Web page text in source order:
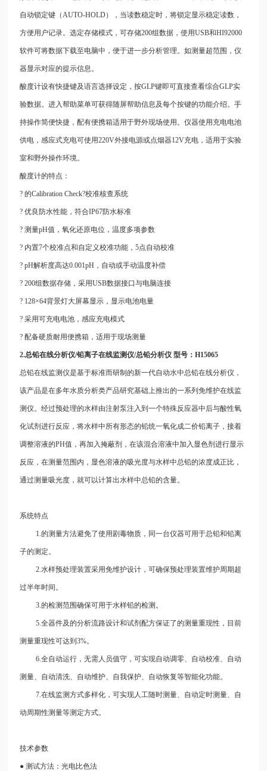
自动锁定键（AUTO-HOLD），当读数稳定时，将锁定显示稳定读数，
方便用户记录。选定存储模式，可存储200组数据，使用USB和HI92000
软件可将数据下载至电脑中，便于进一步分析管理。如测量超范围，仪
器显示对应的提示信息。
酸度计设有快捷键及语言选择设定，按GLP键即可直接查看综合GLP实
验数据。进入帮助菜单可获得随屏帮助信息及每个按键的功能介绍。手
持操作简便快捷，配有便携箱适用于野外现场使用。仪器使用充电电池
供电，感应式充电可使用220V外接电源或点烟器12V充电，适用于实验
室和野外操作环境。
酸度计的特点：
? 的Calibration Check?校准核查系统
? 优良防水性能，符合IP67防水标准
? 测量pH值，氧化还原电位，温度多项参数
? 内置7个校准点和自定义校准功能，5点自动校准
? pH解析度高达0.001pH，自动或手动温度补偿
? 200组数据存储，采用USB数据接口与电脑连接
? 128×64背景灯大屏幕显示，显示电池电量
? 采用可充电电池，感应充电模式
? 配备硬质耐用便携箱，适用于现场测量
2.总铅在线分析仪/铅离子在线监测仪/总铅分析仪 型号：H15065
总铅在线监测仪是基于标准而研制的新一代自动水中总铅在线分析仪，
该产品是在多年水质分析类产品研究基础上推出的一系列免维护在线监
测仪。经过预处理的水样由注射泵注入到一个特殊反应器中后与酸性氧
化试剂进行反应，将水样中所有形态的铅统一氧化成二价铅离子，接着
调整溶液的PH值，再加入掩蔽剂，在该混合溶液中加入显色剂进行显示
反应，在测量范围内，显色溶液的吸光度与水样中总铅的浓度成正比，
通过测量吸光度，就可以计算出水样中总铅的含量。
系统特点
1.的测量方法避免了使用剧毒物质，同一台仪器可用于总铅和铅离
子的测定。
2.水样预处理装置采用免维护设计，可确保预处理装置维护周期超
过半年时间。
3.的检测范围确保可用于水样铅的检测。
5.全器件及的分析流路设计和试剂配方保证了的测量重现性，目前
测量重现性可达到3%。
6.全自动运行，无需人员值守，可实现自动调零、自动校准、自动
测量、自动清洗、自动维护、自我保护、自动恢复等智能化功能。
7.在线监测方式多样化，可实现人工随时测量、自动定时测量、自
动周期性测量等测定方式。
技术参数
● 测试方法：光电比色法